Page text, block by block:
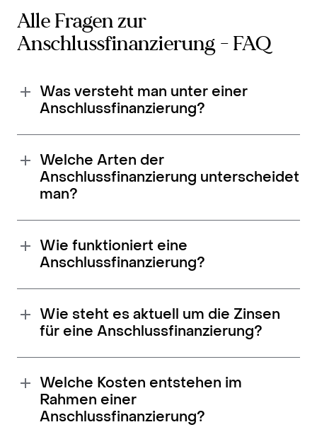
Alle Fragen zur
Anschlussfinanzierung - FAQ
Was versteht man unter einer
Anschlussfinanzierung?
Welche Arten der
Anschlussfinanzierung unterscheidet
man?
Wie funktioniert eine
Anschlussfinanzierung?
Wie steht es aktuell um die Zinsen
für eine Anschlussfinanzierung?
Welche Kosten entstehen im
Rahmen einer
Anschlussfinanzierung?